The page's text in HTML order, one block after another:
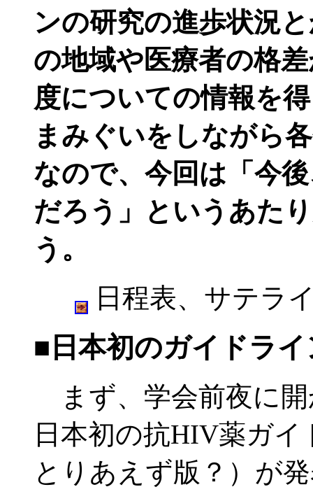
ンの研究の進歩状況
の地域や医療者の格
度についての情報を
まみぐいをしながら
なので、今回は「今
だろう」というあた
う。
日程表、サテラ
■日本初のガイドライ
まず、学会前夜に
日本初の抗HIV薬ガ
とりあえず版？）が